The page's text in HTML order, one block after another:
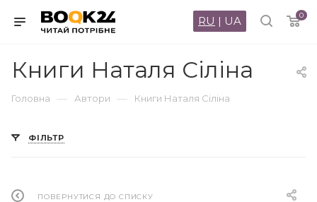
0
RU | UA
Книги Наталя Сіліна
Головна — Автори — Книги Наталя Сіліна
ФІЛЬТР
ПОВЕРНУТИСЯ ДО СПИСКУ